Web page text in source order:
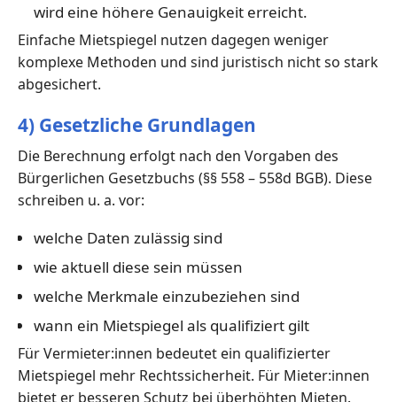
wird eine höhere Genauigkeit erreicht.
Einfache Mietspiegel nutzen dagegen weniger
komplexe Methoden und sind juristisch nicht so stark
abgesichert.
4) Gesetzliche Grundlagen
Die Berechnung erfolgt nach den Vorgaben des
Bürgerlichen Gesetzbuchs (§§ 558 – 558d BGB). Diese
schreiben u. a. vor:
welche Daten zulässig sind
wie aktuell diese sein müssen
welche Merkmale einzubeziehen sind
wann ein Mietspiegel als qualifiziert gilt
Für Vermieter:innen bedeutet ein qualifizierter
Mietspiegel mehr Rechtssicherheit. Für Mieter:innen
bietet er besseren Schutz bei überhöhten Mieten.